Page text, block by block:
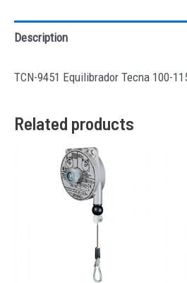
Description
TCN-9451 Equilibrador Tecna 100-
Related products